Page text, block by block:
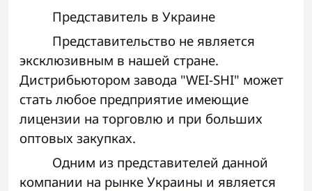
Представитель в Украине
Представительство не является
эксклюзивным в нашей стране.
Дистрибьютором завода "WEI-SHI" может
стать любое предприятие имеющие
лицензии на торговлю и при больших
оптовых закупках.
Одним из представителей данной
компании на рынке Украины и является